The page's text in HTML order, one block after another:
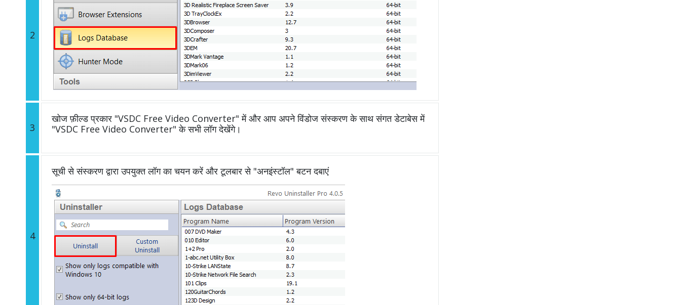
2
3
खोज फ़ील्ड प्रकार "VSDC Free Video Converter" में और आप अपने विंडोज संस्करण के साथ संगत डेटाबेस में
"VSDC Free Video Converter" के सभी लॉग देखेंगे।
4
सूची से संस्करण द्वारा उपयुक्त लॉग का चयन करें और टूलबार से "अनइंस्टॉल" बटन दबाएं